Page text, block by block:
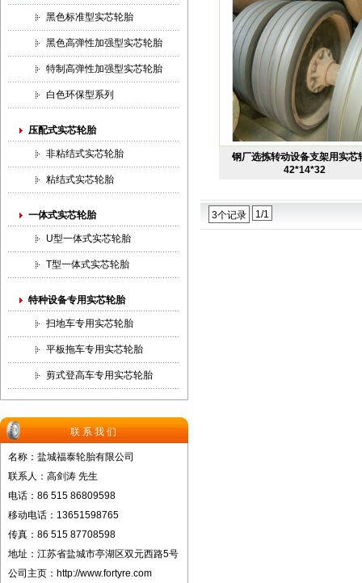
黑色标准型实芯轮胎
黑色高弹性加强型实芯轮胎
特制高弹性加强型实芯轮胎
白色环保型系列
压配式实芯轮胎
非粘结式实芯轮胎
粘结式实芯轮胎
一体式实芯轮胎
U型一体式实芯轮胎
T型一体式实芯轮胎
特种设备专用实芯轮胎
扫地车专用实芯轮胎
平板拖车专用实芯轮胎
剪式登高车专用实芯轮胎
联系我们
名称：盐城福泰轮胎有限公司
联系人：高剑涛 先生
电话：86 515 86809598
移动电话：13651598765
传真：86 515 87708598
地址：江苏省盐城市亭湖区双元西路5号
公司主页： http://www.fortyre.com
钢厂选拣转动设备支架用实芯
42*14*32
3个记录 1/1